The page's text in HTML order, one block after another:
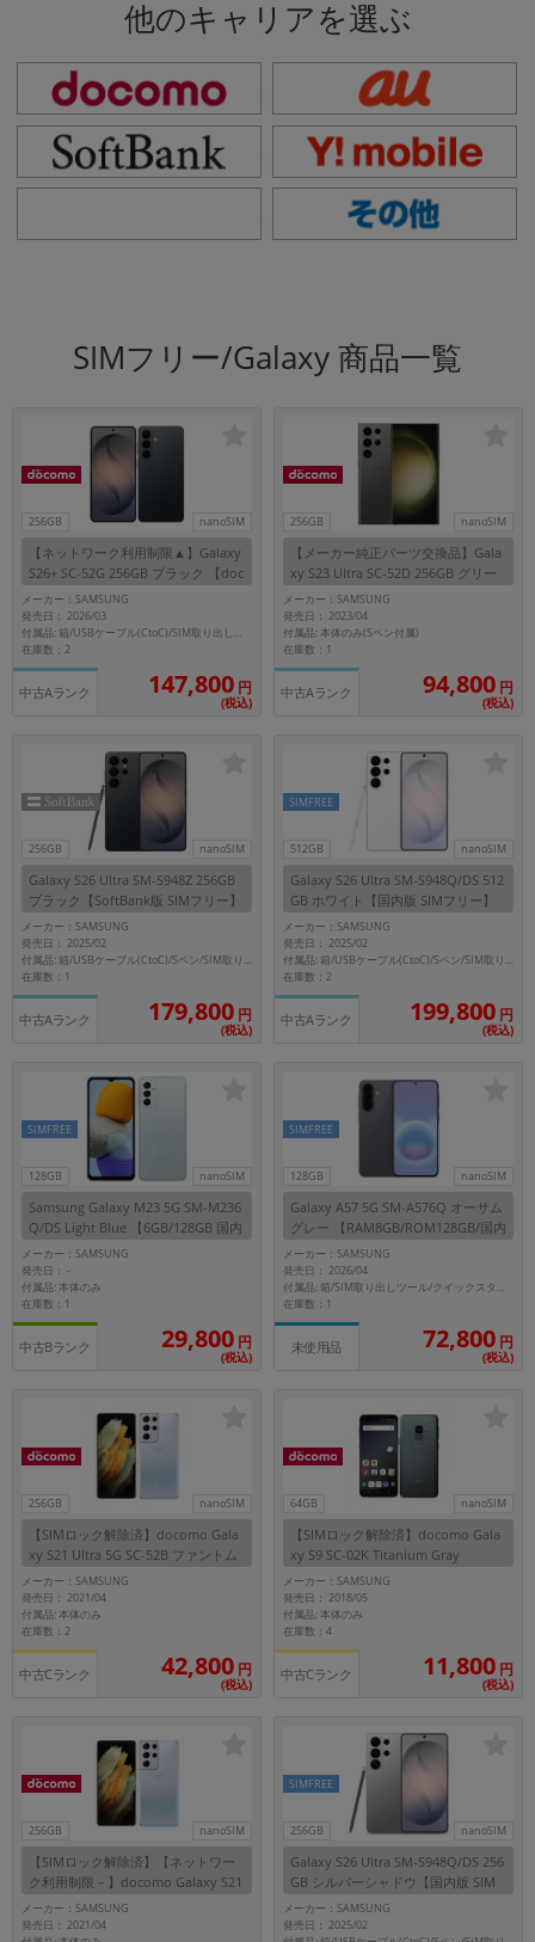
他のキャリアを選ぶ
SIMフリー/Galaxy 商品一覧
256GB nanoSIM
【ネットワーク利用制限▲】Galaxy
S26+ SC-52G 256GB ブラック 【doc
omo版 SIMフリー】
メーカー：SAMSUNG
発売日： 2026/03
付属品: 箱/USBケーブル(CtoC)/SIM取り出し用ピン/クイックスタートガイド
在庫数：2
中古Aランク 147,800 円
(税込)
256GB nanoSIM
【メーカー純正パーツ交換品】Gala
xy S23 Ultra SC-52D 256GB グリー
ン【docomo版 SIMフリー】
メーカー：SAMSUNG
発売日： 2023/04
付属品: 本体のみ(Sペン付属)
在庫数：1
中古Aランク 94,800 円
(税込)
256GB nanoSIM
Galaxy S26 Ultra SM-S948Z 256GB
ブラック【SoftBank版 SIMフリー】
メーカー：SAMSUNG
発売日： 2025/02
付属品: 箱/USBケーブル(CtoC)/Sペン/SIM取り出し用ピン/マニュアル
在庫数：1
中古Aランク 179,800 円
(税込)
512GB nanoSIM
SIMFREE
Galaxy S26 Ultra SM-S948Q/DS 512
GB ホワイト【国内版 SIMフリー】
メーカー：SAMSUNG
発売日： 2025/02
付属品: 箱/USBケーブル(CtoC)/Sペン/SIM取り出し用ピン/マニュアル
在庫数：2
中古Aランク 199,800 円
(税込)
128GB nanoSIM
SIMFREE
Samsung Galaxy M23 5G SM-M236
Q/DS Light Blue 【6GB/128GB 国内
版SIMフリー】
メーカー：SAMSUNG
発売日：-
付属品: 本体のみ
在庫数：1
中古Bランク 29,800 円
(税込)
128GB nanoSIM
SIMFREE
Galaxy A57 5G SM-A576Q オーサム
グレー 【RAM8GB/ROM128GB/国内
版 SIMフリー】
メーカー：SAMSUNG
発売日： 2026/04
付属品: 箱/SIM取り出しツール/クイックスタートガイド
在庫数：1
未使用品 72,800 円
(税込)
256GB nanoSIM
【SIMロック解除済】docomo Gala
xy S21 Ultra 5G SC-52B ファントム
シルバー
メーカー：SAMSUNG
発売日： 2021/04
付属品: 本体のみ
在庫数：2
中古Cランク 42,800 円
(税込)
64GB nanoSIM
【SIMロック解除済】docomo Gala
xy S9 SC-02K Titanium Gray
メーカー：SAMSUNG
発売日： 2018/05
付属品: 本体のみ
在庫数：4
中古Cランク 11,800 円
(税込)
256GB nanoSIM
【SIMロック解除済】【ネットワー
ク利用制限－】docomo Galaxy S21
Ultra 5G SC-52B ファントムシルバ
ー
メーカー：SAMSUNG
発売日： 2021/04
256GB nanoSIM
SIMFREE
Galaxy S26 Ultra SM-S948Q/DS 256
GB シルバーシャドウ【国内版 SIM
フリー】
メーカー：SAMSUNG
発売日： 2025/02